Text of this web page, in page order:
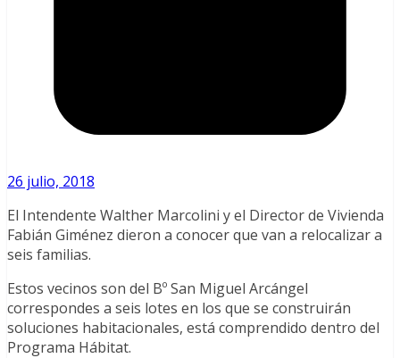
26 julio, 2018
El Intendente Walther Marcolini y el Director de Vivienda
Fabián Giménez dieron a conocer que van a relocalizar a
seis familias.
Estos vecinos son del Bº San Miguel Arcángel
correspondes a seis lotes en los que se construirán
soluciones habitacionales, está comprendido dentro del
Programa Hábitat.